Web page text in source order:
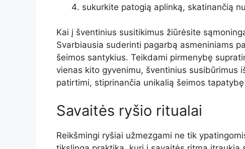
sukurkite patogią aplinką, skatinančią
Kai į šventinius susitikimus žiūrėsite
Svarbiausia suderinti pagarbą asmeniniams
šeimos santykius. Teikdami pirmenybę
vienas kito gyvenimu, šventinius susibūrimus
patirtimi, stiprinančia unikalią šeimos
Savaitės ryšio ritualai
Reikšmingi ryšiai užmezgami ne tik